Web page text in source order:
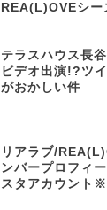
REA(L)OVEシー
テラスハウス長
ビデオ出演!?ツ
がおかしい件
リアラブ/
ンバープロフィ
スタアカウント※